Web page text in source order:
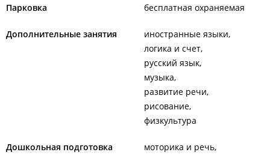
Парковка бесплатная охраняемая
Дополнительные занятия
иностранные языки
логика и счет
русский язык
музыка
развитие речи
рисование
физкультура
Дошкольная подготовка
моторика и речь